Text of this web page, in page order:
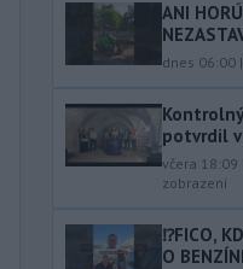
ANI
dnes 06:00 |
potvrdil
včera 18:09
zobrazení
⁉️FICO,
O